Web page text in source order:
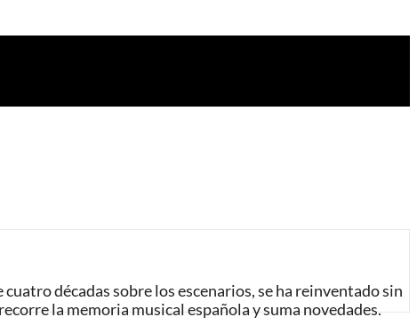
décadas sobre los escenarios, se ha reinventado sin
la memoria musical española y suma novedades.